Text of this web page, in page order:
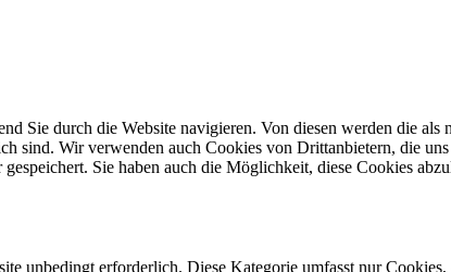
Sie durch die Website navigieren. Von diesen werden die
sind. Wir verwenden auch Cookies von Drittanbietern, die
Sie haben auch die Möglichkeit, diese Cookies
unbedingt erforderlich. Diese Kategorie umfasst nur